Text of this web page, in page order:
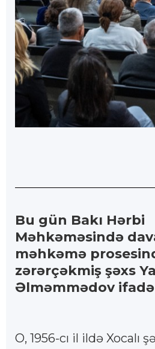
Bu gün Bakı Hərbi
Məhkəməsində
məhkəmə
zərərçəkmiş şəxs
Əlməmmədov
O, 1956-cı il ildə Xocalı